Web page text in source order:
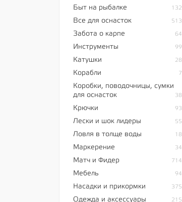
Быт на рыбалке 132
Все для оснасток 513
Забота о карпе 64
Инструменты 99
Катушки 28
Корабли 7
Коробки, поводочницы, сумки
для оснасток
38
Крючки 93
Лески и шок лидеры 55
Ловля в толще воды 18
Маркерение 34
Матч и Фидер 714
Мебель 94
Насадки и прикормки 375
Одежда и аксессуары 215